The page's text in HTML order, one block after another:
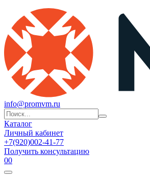
info@promvm.ru
Каталог
Личный кабинет
+7(920)002-41-77
Получить консультацию
00